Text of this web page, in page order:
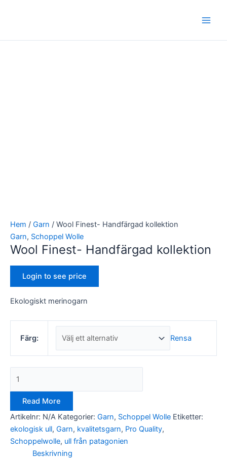
Hem / Garn / Wool Finest- Handfärgad kollektion
Garn, Schoppel Wolle
Wool Finest- Handfärgad kollektion
Login to see price
Ekologiskt merinogarn
Färg: Rensa
kollektion
Read More
Artikelnr: N/A Kategorier: Garn, Schoppel Wolle Etiketter:
ekologisk ull, Garn, kvalitetsgarn, Pro Quality,
Schoppelwolle, ull från patagonien
Beskrivning
Nödvändiga
går inte att
välja bort. De
behövs för
över huvud
taget ska
fungera.
Statistik
För att vi ska
kunna
förbättra
hemsidans
funktionalitet